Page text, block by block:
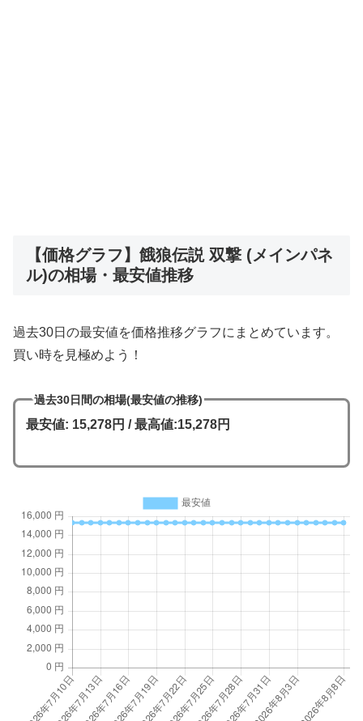
【価格グラフ】餓狼伝説 双撃 (メインパネ
ル)の相場・最安値推移
過去30日の最安値を価格推移グラフにまとめています。
買い時を見極めよう！
過去30日間の相場(最安値の推移)
最安値: 15,278円 / 最高値:15,278円